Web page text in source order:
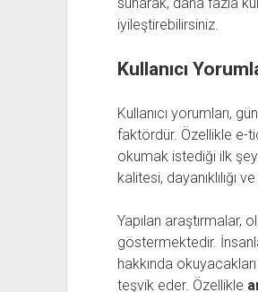
sunarak, daha fazla
iyileştirebilirsiniz.
Kullanıcı
Kullanıcı yorumları,
faktördür. Özellikle e-
okumak istediği ilk
kalitesi, dayanıklılığı
Yapılan araştırmalar,
göstermektedir.
hakkında
teşvik eder. Özellikle